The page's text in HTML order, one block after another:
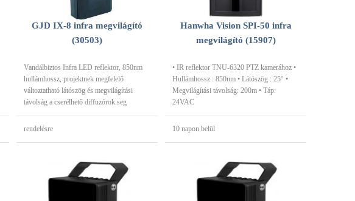
GJD IX-8 infra megvilágító
(30503)
Vandálbiztos Infra LED reflektor, 850nm
hullámhossz, projektnek megfelelő
változtatható látószög és megvilágítási
távolság a cserélhető diffuzórok seg
rendelésre
Hanwha Vision SPI-50 infra
megvilágító (15907)
• IR reflektor TNU-6320 PTZ kamerához •
Hullámhossz : 850nm • Látószög : 25° •
Megvilágítási távolság: 200m • Táp:
24VAC
10 napon belül